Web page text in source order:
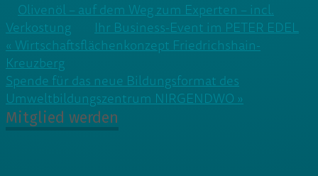
Olivenöl – auf dem Weg zum Experten – incl.
Verkostung
Ihr Business-Event im PETER EDEL
Beitragsnavigation
« Wirtschaftsflächenkonzept Friedrichshain-
Kreuzberg
Spende für das neue Bildungsformat des
Umweltbildungszentrum NIRGENDWO »
Mitglied werden